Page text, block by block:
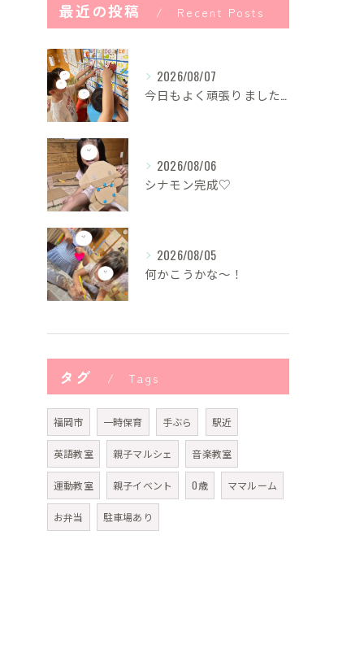
最近の投稿 Recent Posts
2026/08/07
今日もよく頑張りました！
2026/08/06
シナモン完成♡
2026/08/05
何かこうかな〜！
タグ Tags
福岡市 一時保育 手ぶら 駅近
英語教室 親子マルシェ 音楽教室
運動教室 親子イベント 0歳 ママルーム
お弁当 駐車場あり